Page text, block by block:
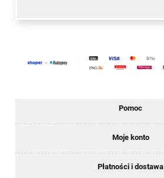
Pomoc
Moje konto
Płatności i dostawa